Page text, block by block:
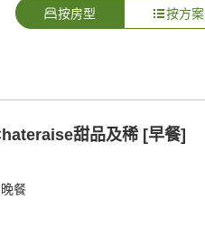
按房型 按方案
甜品及稀 [早餐]
晚餐